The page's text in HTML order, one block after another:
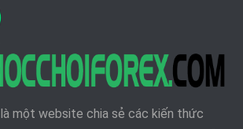
là một website chia sẻ các kiến thức